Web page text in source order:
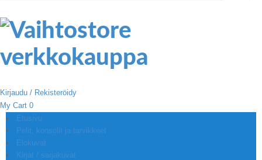
Kirjaudu / Rekisteröidy
My Cart 0
Etusivu
Pelit, konsolit ja tarvikkeet
Elokuvat
Kirjat / sarjakuvat